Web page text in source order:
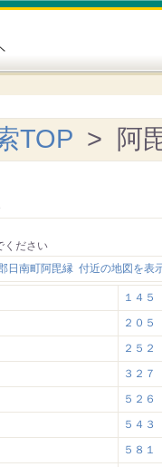
TOP > 阿
ください
日南町阿毘縁 付近の地図を表
１４５
２０５
２５２
３２７
５２６
５４３
５８１